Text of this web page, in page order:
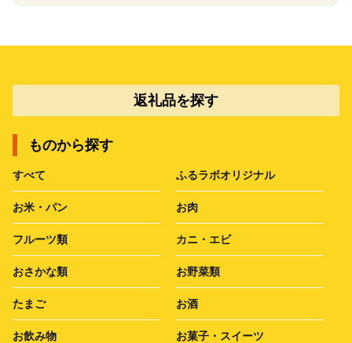
返礼品を探す
ものから探す
すべて ふるラボオリジナル
お米・パン お肉
フルーツ類 カニ・エビ
おさかな類 お野菜類
たまご お酒
お飲み物 お菓子・スイーツ